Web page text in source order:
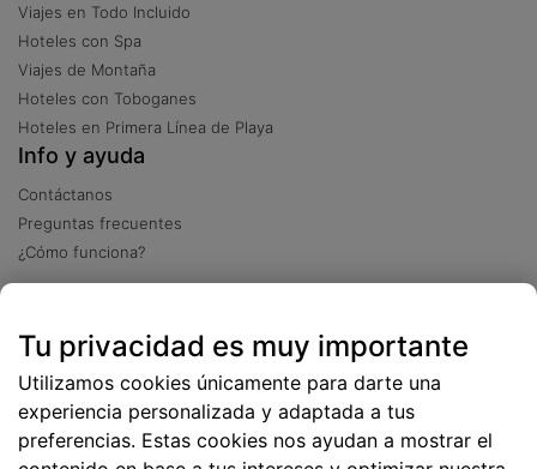
Viajes en Todo Incluido
Hoteles con Spa
Viajes de Montaña
Hoteles con Toboganes
Hoteles en Primera Línea de Playa
Info y ayuda
Contáctanos
Preguntas frecuentes
¿Cómo funciona?
Más de 2 millones de descargas
Tu privacidad es muy importante
Utilizamos cookies únicamente para darte una
experiencia personalizada y adaptada a tus
preferencias. Estas cookies nos ayudan a mostrar el